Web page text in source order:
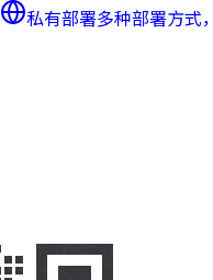
私有部署多种部署方式